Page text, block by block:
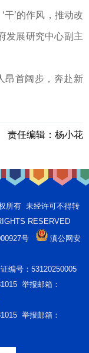
干’的作风，推动改
发展研究中心副主
昂首阔步，奔赴新
责任编辑： 杨小花
所有 未经许可不得转
RESERVED
号
滇公网安
编号：53120250005
举报邮箱：
举报邮箱：